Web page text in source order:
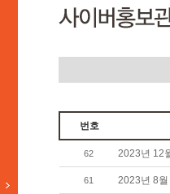
번호
62 2023년 12
61 2023년 8